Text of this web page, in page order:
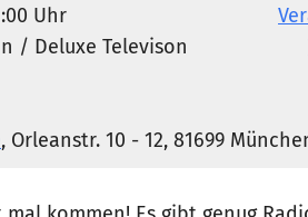
Uhr
/ Deluxe Televison
, Orleanstr. 10 - 12, 81699